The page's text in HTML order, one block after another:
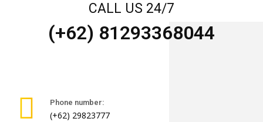
CALL US 24/7
(+62) 81293368044
Phone number:
(+62) 29823777